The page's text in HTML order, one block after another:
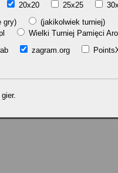
20x20 25x25
gry)
(jakikolwiek turniej)
Wielki Turniej Pamięci
zagram.org